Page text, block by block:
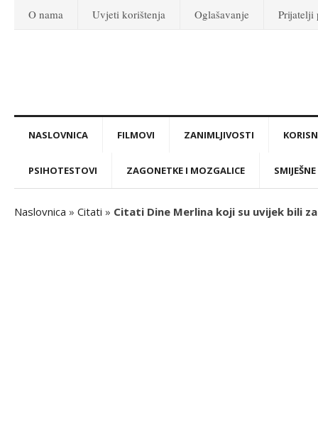
O nama Uvjeti korištenja Oglašavanje Prijatelji
NASLOVNICA FILMOVI ZANIMLJIVOSTI
PSIHOTESTOVI ZAGONETKE I MOZGALICE
Naslovnica » Citati » Citati Dine Merlina koji su uvijek bili